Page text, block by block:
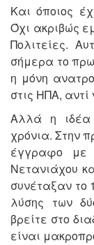
Και όποιος
Όχι ακριβώς
Πολιτείες.
σήμερα το
η μόνη
στις ΗΠΑ,
Αλλά η ιδέα
χρόνια. Στην
έγγραφο με
Νετανιάχου
συνέταξαν το
λύσης των
βρείτε στο
είναι